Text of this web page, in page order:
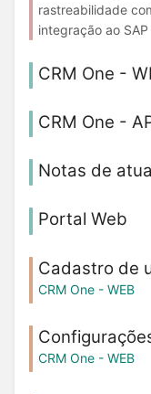
rastreabilidade
integração ao
CRM One -
CRM One -
Notas de
Portal Web
Cadastro de
CRM One - WEB
CRM One - WEB